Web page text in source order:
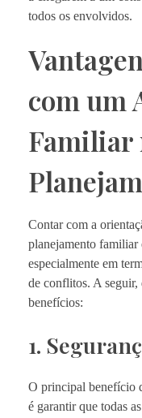
todos os envolvidos.
com um
Familiar
Contar com a
planejamento familiar
especialmente em
de conflitos. A seguir,
benefícios:
1.
O principal benefício
é garantir que todas